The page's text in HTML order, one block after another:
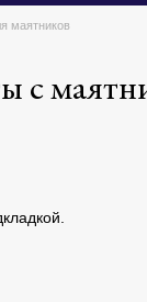
маятников
с